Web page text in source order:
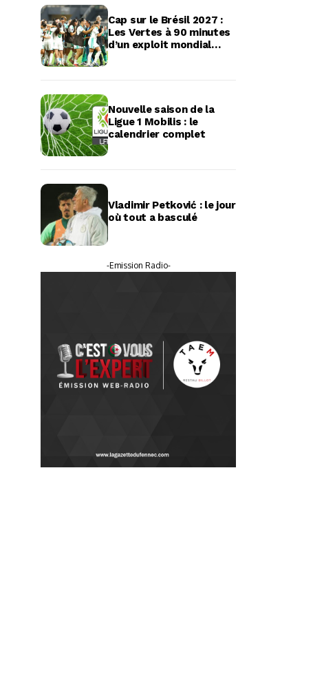
Cap sur le Brésil 2027 :
Les Vertes à 90 minutes
d’un exploit mondial
Nouvelle saison de la
Ligue 1 Mobilis : le
calendrier complet
Vladimir Petković : le jour
où tout a basculé
-Emission Radio-